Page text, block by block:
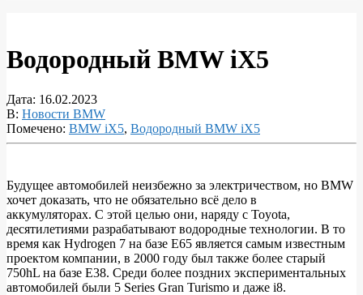
Водородный BMW iX5
Дата: 16.02.2023
В: Новости BMW
Помечено: BMW iX5, Водородный BMW iX5
Водородный
BMW
iX5
Будущее автомобилей неизбежно за электричеством, но BMW
хочет доказать, что не обязательно всё дело в
аккумуляторах. С этой целью они, наряду с Toyota,
десятилетиями разрабатывают водородные технологии. В то
время как Hydrogen 7 на базе E65 является самым известным
проектом компании, в 2000 году был также более старый
750hL на базе E38. Среди более поздних экспериментальных
автомобилей были 5 Series Gran Turismo и даже i8.